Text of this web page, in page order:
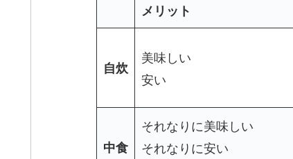
メリット
自炊
美味しい
安い
中食
それなりに美味しい
それなりに安い